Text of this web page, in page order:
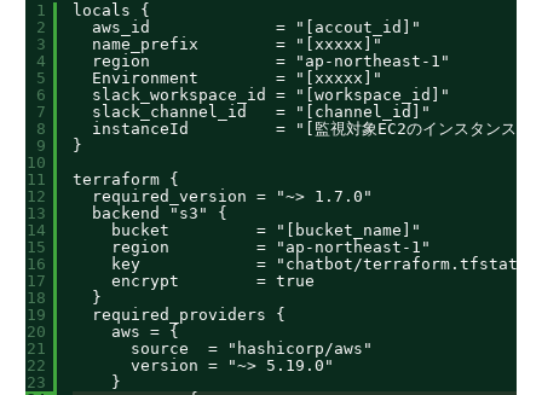
1
2
3
4
5
6
7
8
9
10
11
12
13
14
15
16
17
18
19
20
21
22
23
locals {
aws_id             = "[accout_id]"
name_prefix        = "[xxxxx]"
region             = "ap-northeast-1"
Environment        = "[xxxxx]"
slack_workspace_id = "[workspace_id]"
slack_channel_id   = "[channel_id]"
instanceId         = "[監視対象EC2のインスタンス
}
terraform {
required_version = "~> 1.7.0"
backend "s3" {
bucket         = "[bucket_name]"
region         = "ap-northeast-1"
key            = "chatbot/terraform.tfstate"
encrypt        = true
}
required_providers {
aws = {
source  = "hashicorp/aws"
version = "~> 5.19.0"
}